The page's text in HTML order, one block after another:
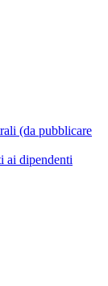
(da pubblicare
ai dipendenti